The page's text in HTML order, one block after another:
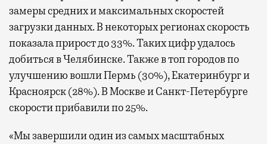
замеры средних и максимальных скоростей
загрузки данных. В некоторых регионах скорость
показала прирост до 33%. Таких цифр удалось
добиться в Челябинске. Также в топ городов по
улучшению вошли Пермь (30%), Екатеринбург и
Красноярск (28%). В Москве и Санкт-Петербурге
скорости прибавили по 25%.
«Мы завершили один из самых масштабных